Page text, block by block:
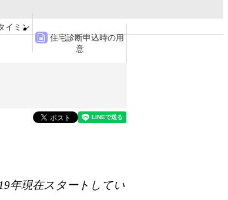
イミン
住宅診断申込時の用
意
年現在スタートしてい